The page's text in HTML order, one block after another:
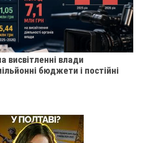
ВОЇН
ОЛЕКСІЙ
РІЧНИЙ
СИНЯК
29 вересня 2025
висвітленні влади
бюджети і постійні